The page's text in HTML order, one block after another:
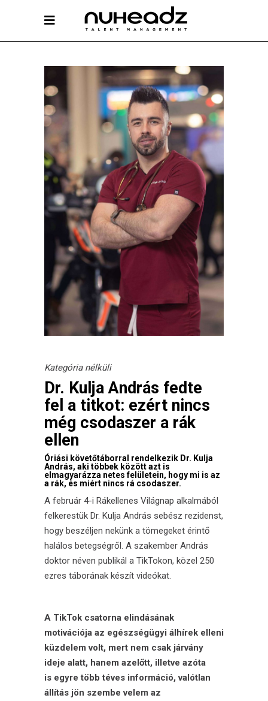
Kategória nélküli
Dr. Kulja András fedte
fel a titkot: ezért nincs
még csodaszer a rák
ellen
Óriási követőtáborral rendelkezik Dr. Kulja
András, aki többek között azt is
elmagyarázza netes felületein, hogy mi is az
a rák, és miért nincs rá csodaszer.
A február 4-i Rákellenes Világnap alkalmából
felkerestük Dr. Kulja András sebész rezidenst,
hogy beszéljen nekünk a tömegeket érintő
halálos betegségről. A szakember András
doktor néven publikál a TikTokon, közel 250
ezres táborának készít videókat.
A TikTok csatorna elindásának
motivációja az egészségügyi álhírek elleni
küzdelem volt, mert nem csak járvány
ideje alatt, hanem azelőtt, illetve azóta
is egyre több téves információ, valótlan
állítás jön szembe velem az